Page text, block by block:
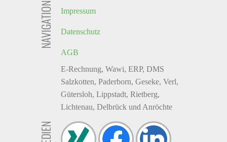
NAVIGATION Impressum
Datenschutz
AGB
E-Rechnung, Wawi, ERP, DMS
Salzkotten, Paderborn, Geseke, Verl,
Gütersloh, Lippstadt, Rietberg,
Lichtenau, Delbrück und Anröchte